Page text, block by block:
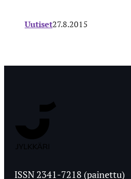
Uutiset27.8.2015
Ylioppilaslehti
ISSN 2341-7218 (painettu)